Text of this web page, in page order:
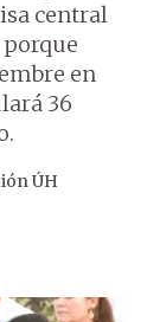
central
porque
en
36
ÚH